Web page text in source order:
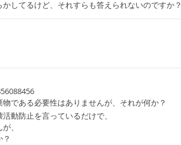
してるけど、それすらも答えられないのですか？
である必要性はありませんが、それが何か？
動防止を言っているだけで、
、